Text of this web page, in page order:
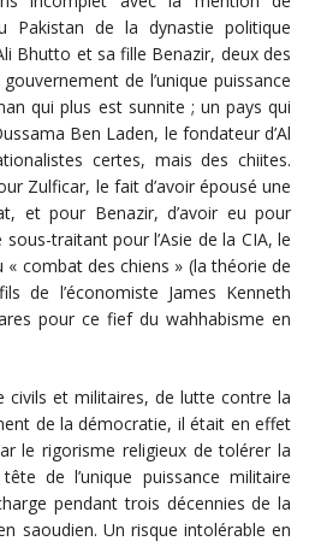
Pakistan de la dynastie politique
Bhutto et sa fille Benazir, deux des
de l’unique puissance
qui plus est sunnite ; un pays qui
Ben Laden, le fondateur d’Al
certes, mais des chiites.
Zulficar, le fait d’avoir épousé une
et pour Benazir, d’avoir eu pour
traitant pour l’Asie de la CIA, le
combat des chiens » (la théorie de
de l’économiste James Kenneth
pour ce fief du wahhabisme en
civils et militaires, de lutte contre la
de la démocratie, il était en effet
le rigorisme religieux de tolérer la
de l’unique puissance militaire
pendant trois décennies de la
saoudien. Un risque intolérable en